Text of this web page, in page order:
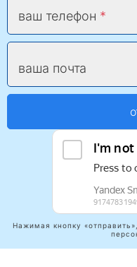
ваш телефон
ваша почта
Нажимая кнопку